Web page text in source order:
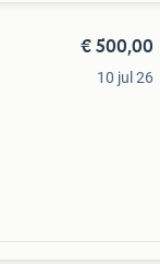
€ 500,00
10 jul 26